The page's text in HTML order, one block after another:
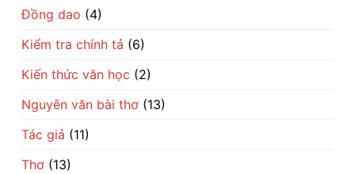
gian
Đồng dao (4)
Kiểm tra chính tả (6)
Kiến thức văn học (2)
Nguyên văn bài thơ (13)
Tác giả (11)
Thơ (13)